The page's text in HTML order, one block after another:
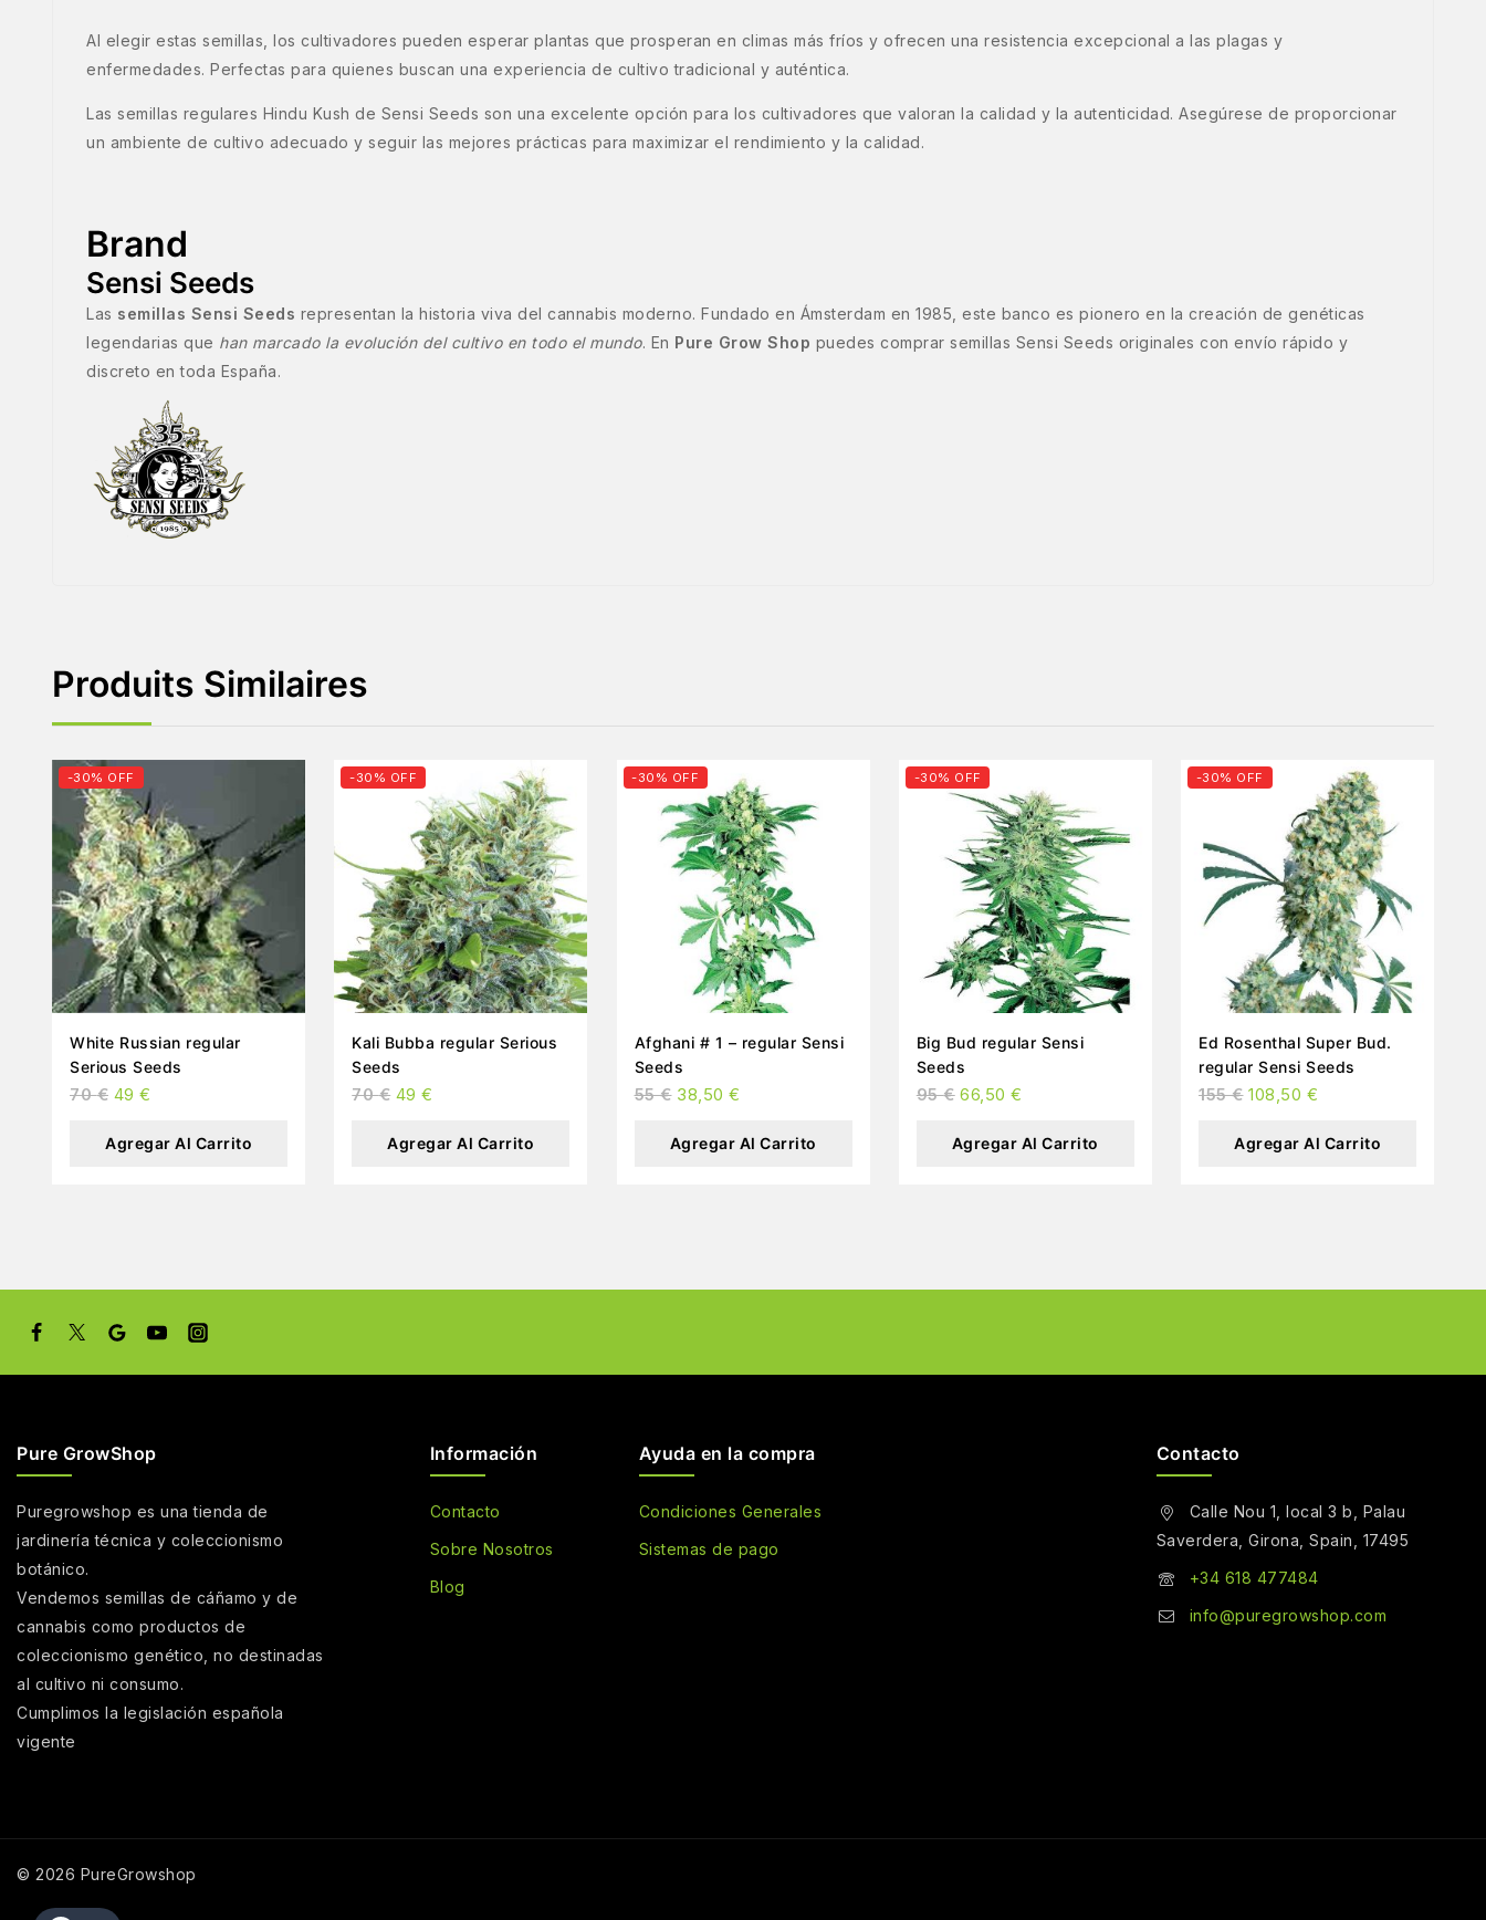
Al elegir estas semillas, los cultivadores pueden esperar plantas que prosperan en climas más fríos y ofrecen una resistencia excepcional a las plagas y
enfermedades. Perfectas para quienes buscan una experiencia de cultivo tradicional y auténtica.
Las semillas regulares Hindu Kush de Sensi Seeds son una excelente opción para los cultivadores que valoran la calidad y la autenticidad. Asegúrese de proporcionar
un ambiente de cultivo adecuado y seguir las mejores prácticas para maximizar el rendimiento y la calidad.
Brand
Sensi Seeds
Las semillas Sensi Seeds representan la historia viva del cannabis moderno. Fundado en Ámsterdam en 1985, este banco es pionero en la creación de genéticas
legendarias que han marcado la evolución del cultivo en todo el mundo. En Pure Grow Shop puedes comprar semillas Sensi Seeds originales con envío rápido y
discreto en toda España.
Produits Similaires
-30% OFF
White Russian regular
Serious Seeds
70€ 49 €
Agregar Al Carrito
-30% OFF
Kali Bubba regular Serious
Seeds
70€ 49€
Agregar Al Carrito
-30% OFF
Afghani # 1 – regular Sensi
Seeds
55€ 38,50 €
Agregar Al Carrito
-30% OFF
Big Bud regular Sensi
Seeds
95€ 66,50€
Agregar Al Carrito
-30% OFF
Ed Rosenthal Super Bud.
regular Sensi Seeds
155€ 108,50 €
Agregar Al Carrito
Pure GrowShop
Puregrowshop es una tienda de
jardinería técnica y coleccionismo
botánico.
Vendemos semillas de cáñamo y de
cannabis como productos de
coleccionismo genético, no destinadas
al cultivo ni consumo.
Cumplimos la legislación española
vigente
Información
Contacto
Sobre Nosotros
Blog
Ayuda en la compra
Condiciones Generales
Sistemas de pago
Contacto
Calle Nou 1, local 3 b, Palau
Saverdera, Girona, Spain, 17495
+34 618 477484
info@puregrowshop.com
© 2026 PureGrowshop